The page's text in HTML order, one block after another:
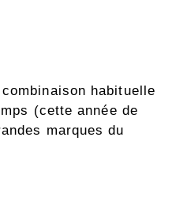
habituelle
(cette année de
marques du